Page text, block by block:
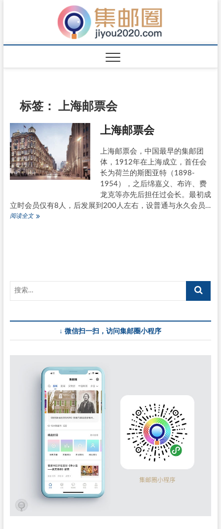
标签： 上海邮票会
上海邮票会
上海邮票会，中国最早的集邮团
体，1912年在上海成立，首任会
长为荷兰的斯图亚特（1898-
1954），之后绵嘉义、布许、费
龙克等亦先后担任过会长。最初成
立时会员仅有8人，后发展到200人左右，设普通与永久会员…
阅读全文上
↓ 微信扫一扫，访问集邮圈小程序